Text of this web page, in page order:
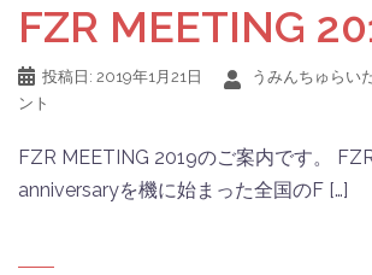
FZR MEETING
投稿日: 2019年1月21日 うみんちゅらい
ント
FZR MEETING 2019のご案内です。
anniversaryを機に始まった全国のF […]